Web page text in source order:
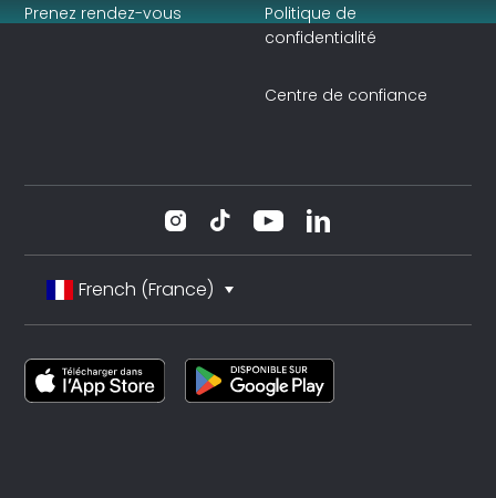
Prenez rendez-vous
Politique de
confidentialité
Centre de confiance
French (France)